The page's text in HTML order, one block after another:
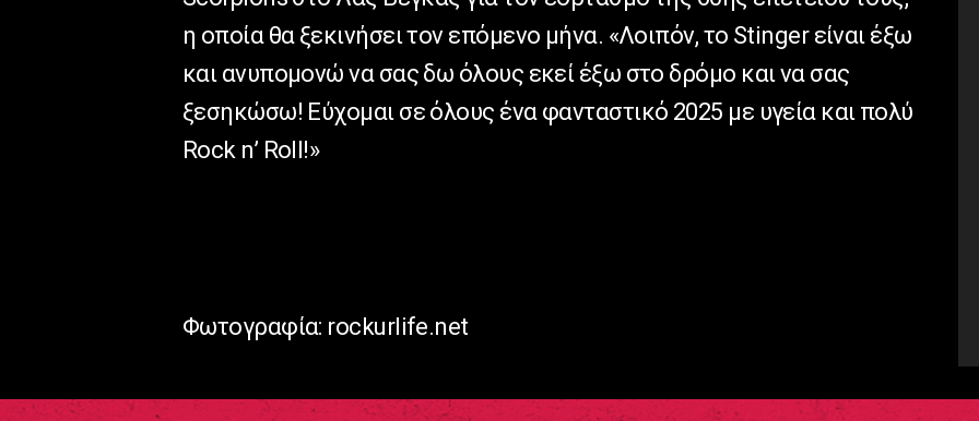
η οποία θα ξεκινήσει τον επόμενο μήνα. «Λοιπόν, το Stinger είναι έξω
και ανυπομονώ να σας δω όλους εκεί έξω στο δρόμο και να σας
ξεσηκώσω! Εύχομαι σε όλους ένα φανταστικό 2025 με υγεία και πολύ
Rock n’ Roll!»
Φωτογραφία: rockurlife.net